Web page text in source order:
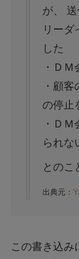
が、
リーダ
した
・Ｄ
・顧
の停止
・Ｄ
られな
とのこ
出典元：
この書き込み